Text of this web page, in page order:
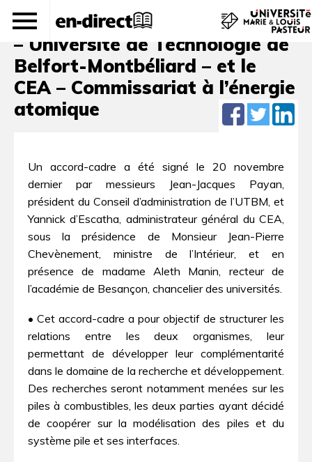
Un accord-cadre entre l’UTBM
– Université de Technologie de
Belfort-Montbéliard – et le
CEA – Commissariat à l’énergie
atomique
Un accord-cadre a été signé le 20 novembre
dernier par messieurs Jean-Jacques Payan,
président du Conseil d’administration de l’UTBM, et
Yannick d’Escatha, administrateur général du CEA,
sous la présidence de Monsieur Jean-Pierre
Chevènement, ministre de l’Intérieur, et en
présence de madame Aleth Manin, recteur de
l’académie de Besançon, chancelier des universités.
• Cet accord-cadre a pour objectif de structurer les
relations entre les deux organismes, leur
permettant de développer leur complémentarité
dans le domaine de la recherche et développement.
Des recherches seront notamment menées sur les
piles à combustibles, les deux parties ayant décidé
de coopérer sur la modélisation des piles et du
système pile et ses interfaces.